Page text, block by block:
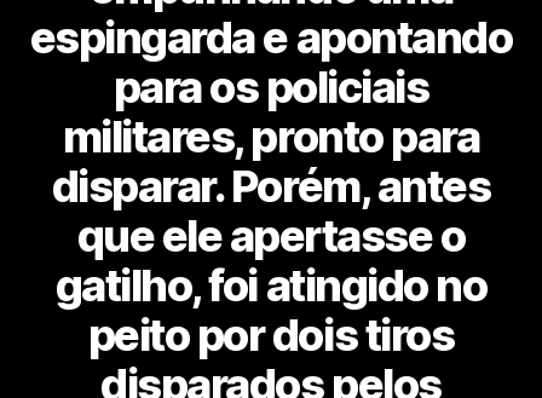
espingarda e apontando
para os policiais
militares, pronto para
disparar. Porém, antes
que ele apertasse o
gatilho, foi atingido no
peito por dois tiros
disparados pelos